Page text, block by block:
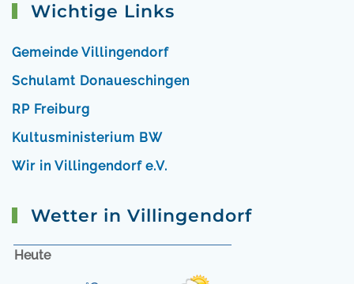
Wichtige Links
Gemeinde Villingendorf
Schulamt Donaueschingen
RP Freiburg
Kultusministerium BW
Wir in Villingendorf e.V.
Wetter in Villingendorf
Heute